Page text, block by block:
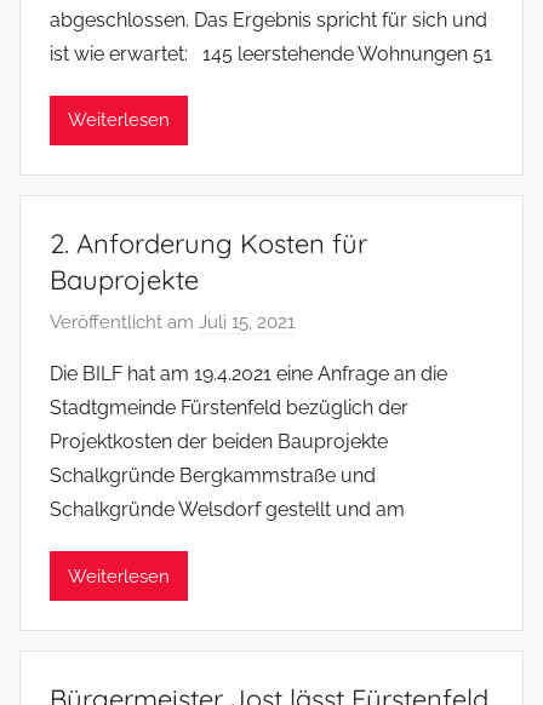
s
o
abgeschlossen. Das Ergebnis spricht für sich und
ist wie erwartet: 145 leerstehende Wohnungen 51
Weiterlesen
2. Anforderung Kosten für
Bauprojekte
Veröffentlicht am Juli 15, 2021
n
f
s
o
m
Die BILF hat am 19.4.2021 eine Anfrage an die
Stadtgmeinde Fürstenfeld bezüglich der
Projektkosten der beiden Bauprojekte
Schalkgründe Bergkammstraße und
Schalkgründe Welsdorf gestellt und am
Weiterlesen